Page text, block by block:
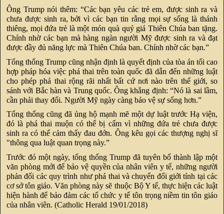
Ông Trump nói thêm: “Các bạn yêu các trẻ em, được sinh ra và
chưa được sinh ra, bởi vì các bạn tin rằng mọi sự sống là thánh
thiêng, mọi đứa trẻ là một món quà quý giá Thiên Chúa ban tặng.
Chính nhờ các bạn mà hàng ngàn người Mỹ được sinh ra và đạt
được đầy đủ năng lực mà Thiên Chúa ban. Chính nhờ các bạn.”
Tổng thống Trump cũng nhận định là quyết định của tòa án tối cao
hợp pháp hóa việc phá thai trên toàn quốc đã dẫn đến những luật
cho phép phá thai rộng rãi nhất bất cứ nơi nào trên thế giới, so
sánh với Bắc hàn và Trung quốc. Ông khẳng định: “Nó là sai lầm,
cần phải thay đổi. Người Mỹ ngày càng bảo vệ sự sống hơn.”
Tổng thống cũng đã ủng hộ mạnh mẽ một dự luật trước Hạ viện,
đó là phá thai muộn có thể bị cấm vì những đứa trẻ chưa được
sinh ra có thể cảm thấy đau đớn. Ông kêu gọi các thượng nghị sĩ
"thông qua luật quan trọng này.”
Trước đó một ngày, tổng thống Trump đã tuyên bố thành lập một
văn phòng mới để bảo vệ quyền của nhân viên y tế, những người
phản đối các quy trình như phá thai và chuyển đổi giới tính tại các
cơ sở tôn giáo. Văn phòng này sẽ thuộc Bộ Y tế, thực hiện các luật
hiện hành để bảo đảm các tổ chức y tế tôn trọng niềm tin tôn giáo
của nhân viên. (Catholic Herald 19/01/2018)